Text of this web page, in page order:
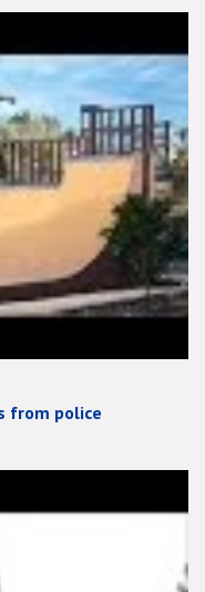
from police